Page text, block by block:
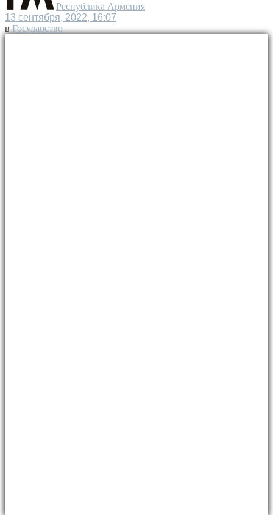
Республика Армения
13 сентября, 2022, 16:07
в Государство